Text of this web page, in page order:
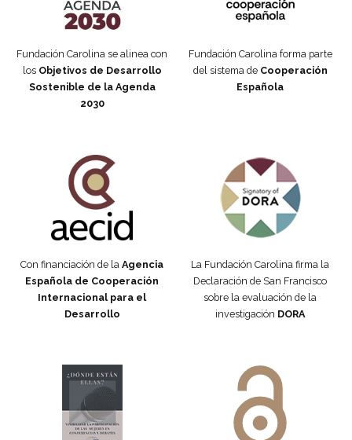
Fundación Carolina se alinea con
los Objetivos de Desarrollo
Sostenible de la Agenda
2030
Fundación Carolina forma parte
del sistema de Cooperación
Española
Con financiación de la Agencia
Española de Cooperación
Internacional para el
Desarrollo
La Fundación Carolina firma la
Declaración de San Francisco
sobre la evaluación de la
investigación DORA